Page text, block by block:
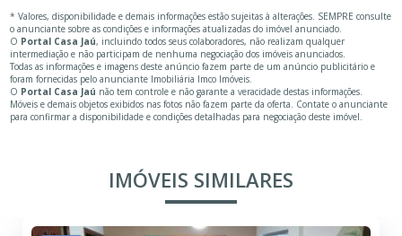
* Valores, disponibilidade e demais informações estão sujeitas à alterações. SEMPRE consulte
o anunciante sobre as condições e informações atualizadas do imóvel anunciado.
O Portal Casa Jaú, incluindo todos seus colaboradores, não realizam qualquer
intermediação e não participam de nenhuma negociação dos imóveis anunciados.
Todas as informações e imagens deste anúncio fazem parte de um anúncio publicitário e
foram fornecidas pelo anunciante Imobiliária Imco Imóveis.
O Portal Casa Jaú não tem controle e não garante a veracidade destas informações.
Móveis e demais objetos exibidos nas fotos não fazem parte da oferta. Contate o anunciante
para confirmar a disponibilidade e condições detalhadas para negociação deste imóvel.
IMÓVEIS SIMILARES